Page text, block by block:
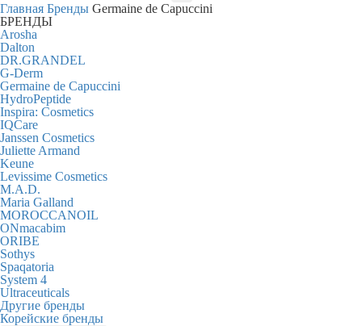
Главная Бренды Germaine de Capuccini
БРЕНДЫ
Arosha
Dalton
DR.GRANDEL
G-Derm
Germaine de Capuccini
HydroPeptide
Inspira: Cosmetics
IQCare
Janssen Cosmetics
Juliette Armand
Keune
Levissime Cosmetics
M.A.D.
Maria Galland
MOROCCANOIL
ONmacabim
ORIBE
Sothys
Spaqatoria
System 4
Ultraceuticals
Другие бренды
Корейские бренды